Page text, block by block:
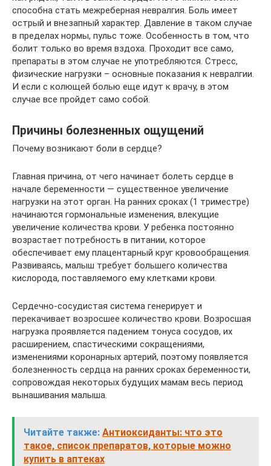
способна стать межреберная невралгия. Боль имеет
острый и внезапный характер. Давление в таком случае
в пределах нормы, пульс тоже. Особенность в том, что
болит только во время вздоха. Проходит все само,
препараты в этом случае не употребляются. Стресс,
физические нагрузки – основные показания к невралгии.
И если с колющей болью еще идут к врачу, в этом
случае все пройдет само собой.
Причины болезненных ощущений
Почему возникают боли в сердце?
Главная причина, от чего начинает болеть сердце в
начале беременности — существенное увеличение
нагрузки на этот орган. На ранних сроках (1 триместре)
начинаются гормональные изменения, влекущие
увеличение количества крови. У ребенка постоянно
возрастает потребность в питании, которое
обеспечивает ему плацентарный круг кровообращения.
Развиваясь, малыш требует большего количества
кислорода, поставляемого ему клетками крови.
Сердечно-сосудистая система генерирует и
перекачивает возросшее количество крови. Возросшая
нагрузка проявляется падением тонуса сосудов, их
расширением, спастическими сокращениями,
изменениями коронарных артерий, поэтому появляется
болезненность сердца на ранних сроках беременности,
сопровождая некоторых будущих мамам весь период
вынашивания малыша.
Читайте также: Антиоксиданты: что это
такое, список препаратов, которые можно
купить в аптеках